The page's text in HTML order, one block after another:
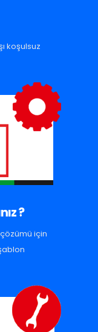
koşulsuz
?
çözümü için